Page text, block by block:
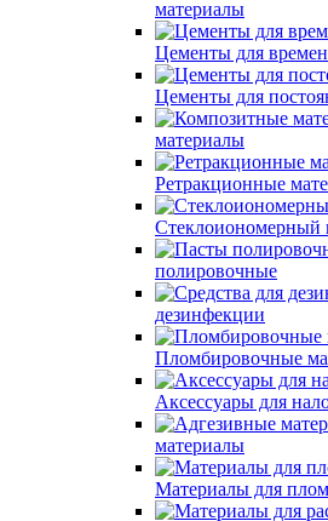
материалы
Цементы для
Цементы для
материалы
Ретракционные
Стеклоиономерный
полировочные
дезинфекции
Пломбировочные
Аксессуары для
материалы
Материалы для